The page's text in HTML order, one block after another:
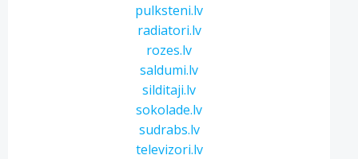
pulksteni.lv
radiatori.lv
rozes.lv
saldumi.lv
silditaji.lv
sokolade.lv
sudrabs.lv
televizori.lv